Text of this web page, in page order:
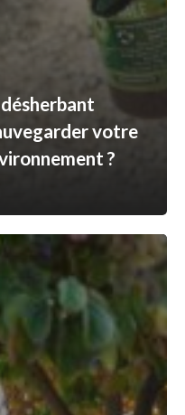
votre
?